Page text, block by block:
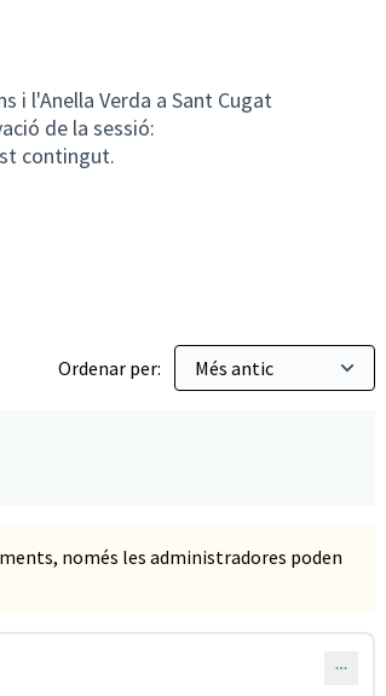
i l'Anella Verda a Sant Cugat
de la sessió:
contingut.
Ordenar per:
només les administradores poden